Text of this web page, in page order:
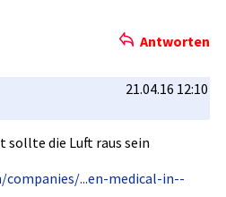
Antworten
21.04.16 12:10
sollte die Luft raus sein
compani­es/...en-m­edical-in-­